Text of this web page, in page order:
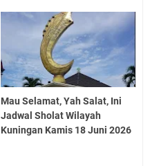
Mau Selamat, Yah Salat, Ini
Jadwal Sholat Wilayah
Kuningan Kamis 18 Juni 2026